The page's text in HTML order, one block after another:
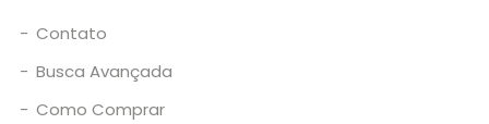
- Contato
- Busca Avançada
- Como Comprar